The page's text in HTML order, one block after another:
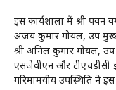
इस कार्यशाला में श्री पवन
अजय कुमार गोयल, उप मुख्‍य
श्री अनिल कुमार गोयल,
एसजेवीएन और टीएचडीसी
गरिमामयीय उपस्थिति ने